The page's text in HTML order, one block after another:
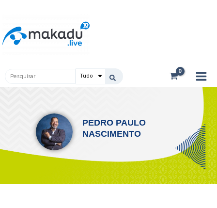
conteúdo
Pesquisar
PEDRO PAULO
NASCIMENTO